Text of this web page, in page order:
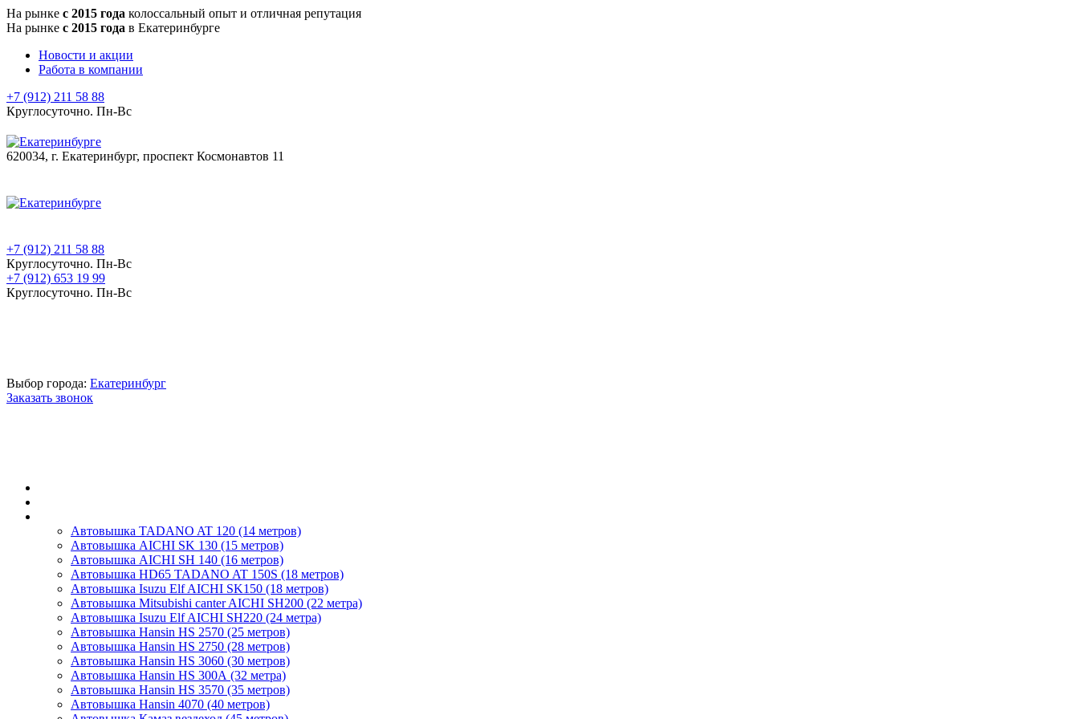
На рынке с 2015 года колоссальный опыт и отличная репутация
На рынке с 2015 года в Екатеринбурге
Новости и акции
Работа в компании
+7 (912) 211 58 88
Круглосуточно. Пн-Вс
620034, г. Екатеринбург, проспект Космонавтов 11
+7 (912) 211 58 88
Круглосуточно. Пн-Вс
+7 (912) 653 19 99
Круглосуточно. Пн-Вс
Выбор города: Екатеринбург
Заказать звонок
Автовышка TADANO AT 120 (14 метров)
Автовышка AICHI SK 130 (15 метров)
Автовышка AICHI SH 140 (16 метров)
Автовышка HD65 TADANO AT 150S (18 метров)
Автовышка Isuzu Elf AICHI SK150 (18 метров)
Автовышка Mitsubishi canter AICHI SH200 (22 метра)
Автовышка Isuzu Elf AICHI SH220 (24 метра)
Автовышка Hansin HS 2570 (25 метров)
Автовышка Hansin HS 2750 (28 метров)
Автовышка Hansin HS 3060 (30 метров)
Автовышка Hansin HS 300А (32 метра)
Автовышка Hansin HS 3570 (35 метров)
Автовышка Hansin 4070 (40 метров)